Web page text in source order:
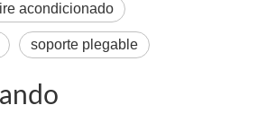
acondicionado
soporte plegable